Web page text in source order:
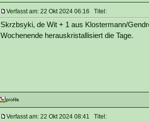
Verfasst am: 22 Okt 2024 06:16 Titel:
Skrzbsyki, de Wit + 1 aus Klostermann/
Wochenende herauskristallisiert die Tage.
Verfasst am: 22 Okt 2024 08:41 Titel: